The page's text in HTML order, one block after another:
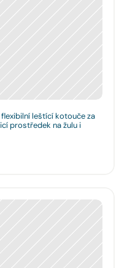
leštící kotouče za
prostředek na žulu i